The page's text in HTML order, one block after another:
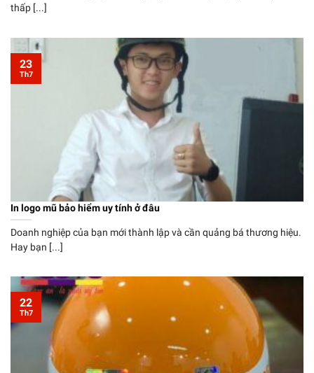
thấp [...]
In logo mũ bảo hiểm uy tính ở đâu
Doanh nghiệp của bạn mới thành lập và cần quảng bá thương hiệu.
Hay bạn [...]
23
Th7
22
Th7